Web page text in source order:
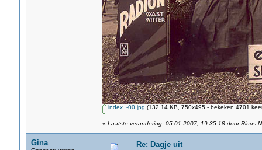
index_-00.jpg (132.14 KB, 750x495 - bekeken 4701
« Laatste verandering: 05-01-2007, 19:35:18 door Rinus.N
Gina Re: Dagje uit